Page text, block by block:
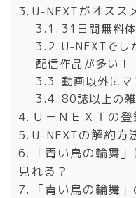
U-NEXTがオスス
31日間無料
U-NEXTでし
配信作品が多い！
動画以外にマ
80誌以上の
Ｕ－ＮＥＸＴの
U-NEXTの解約方
「青い鳥の輪舞
見れる？
「青い鳥の輪舞